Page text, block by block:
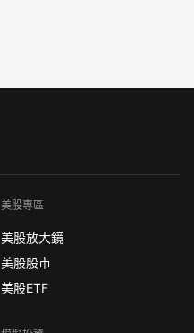
美股專區
美股放大鏡
美股股市
美股ETF